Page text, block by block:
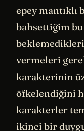
epey
bahsettiğim
vermeleri
karakterinin
öfkelendiğini
karakterler
ikinci bir